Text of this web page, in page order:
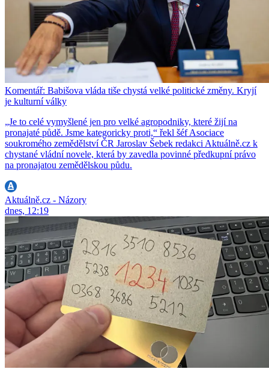
Komentář: Babišova vláda tiše chystá velké politické změny. Kryjí
je kulturní války
„Je to celé vymyšlené jen pro velké agropodniky, které žijí na
pronajaté půdě. Jsme kategoricky proti,“ řekl šéf Asociace
soukromého zemědělství ČR Jaroslav Šebek redakci Aktuálně.cz k
chystané vládní novele, která by zavedla povinné předkupní právo
na pronajatou zemědělskou půdu.
Aktuálně.cz - Názory
dnes, 12:19